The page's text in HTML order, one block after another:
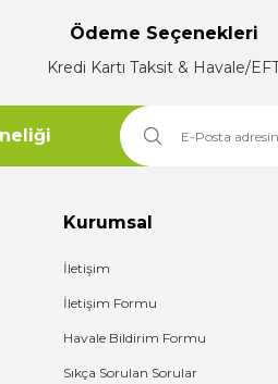
Ödeme Seçenekleri
Kredi Kartı Taksit & Havale/
Kurumsal
İletişim
İletişim Formu
Havale Bildirim Formu
Sıkça Sorulan Sorular